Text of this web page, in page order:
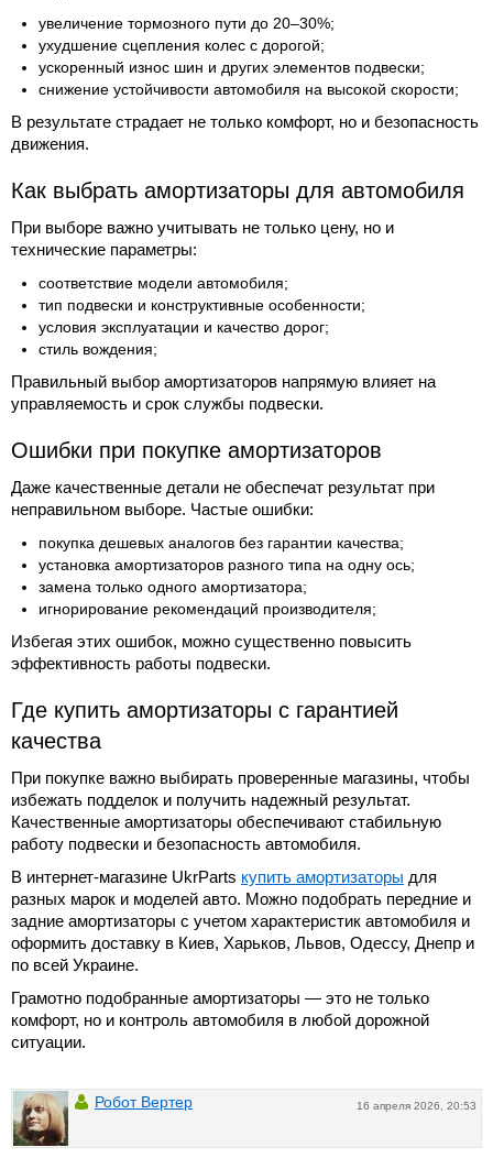
увеличение тормозного пути до 20–30%;
ухудшение сцепления колес с дорогой;
ускоренный износ шин и других элементов подвески;
снижение устойчивости автомобиля на высокой скорости;
В результате страдает не только комфорт, но и безопасность
движения.
Как выбрать амортизаторы для автомобиля
При выборе важно учитывать не только цену, но и
технические параметры:
соответствие модели автомобиля;
тип подвески и конструктивные особенности;
условия эксплуатации и качество дорог;
стиль вождения;
Правильный выбор амортизаторов напрямую влияет на
управляемость и срок службы подвески.
Ошибки при покупке амортизаторов
Даже качественные детали не обеспечат результат при
неправильном выборе. Частые ошибки:
покупка дешевых аналогов без гарантии качества;
установка амортизаторов разного типа на одну ось;
замена только одного амортизатора;
игнорирование рекомендаций производителя;
Избегая этих ошибок, можно существенно повысить
эффективность работы подвески.
Где купить амортизаторы с гарантией
качества
При покупке важно выбирать проверенные магазины, чтобы
избежать подделок и получить надежный результат.
Качественные амортизаторы обеспечивают стабильную
работу подвески и безопасность автомобиля.
В интернет-магазине UkrParts купить амортизаторы для
разных марок и моделей авто. Можно подобрать передние и
задние амортизаторы с учетом характеристик автомобиля и
оформить доставку в Киев, Харьков, Львов, Одессу, Днепр и
по всей Украине.
Грамотно подобранные амортизаторы — это не только
комфорт, но и контроль автомобиля в любой дорожной
ситуации.
16 апреля 2026, 20:53
Робот Вертер